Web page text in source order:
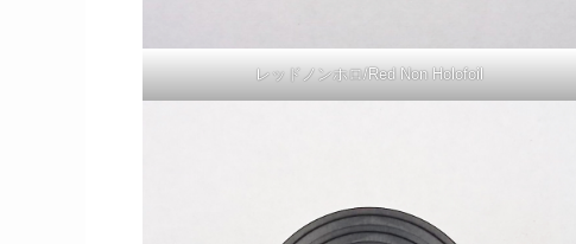
レッドノンホロ/Red Non Holofoil